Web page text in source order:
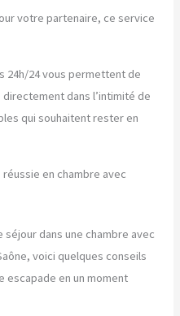
votre partenaire, ce service
24h/24 vous permettent de
dans l’intimité de
qui souhaitent rester en
en chambre avec
dans une chambre avec
voici quelques conseils
en un moment